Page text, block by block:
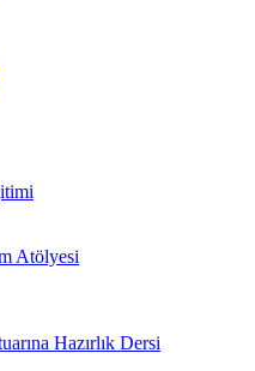
Atölyesi
Hazırlık Dersi